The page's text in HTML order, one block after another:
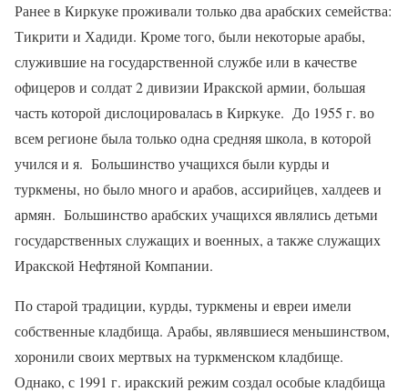
Ранее в Киркуке проживали только два арабских семейства:
Тикрити и Хадиди. Кроме того, были некоторые арабы,
служившие на государственной службе или в качестве
офицеров и солдат 2 дивизии Иракской армии, большая
часть которой дислоцировалась в Киркуке. До 1955 г. во
всем регионе была только одна средняя школа, в которой
учился и я. Большинство учащихся были курды и
туркмены, но было много и арабов, ассирийцев, халдеев и
армян. Большинство арабских учащихся являлись детьми
государственных служащих и военных, а также служащих
Иракской Нефтяной Компании.
По старой традиции, курды, туркмены и евреи имели
собственные кладбища. Арабы, являвшиеся меньшинством,
хоронили своих мертвых на туркменском кладбище.
Однако, с 1991 г. иракский режим создал особые кладбища